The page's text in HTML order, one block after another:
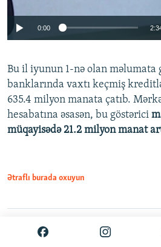
240p
0:00
Bu il iyunun 1-nə olan məlumata
banklarında vaxtı keçmiş
635.4 milyon manata çatıb.
hesabatına əsasən, bu göstərici
müqayisədə 21.2 milyon manat
Ətraflı burada oxuyun
Paylaş PDF VPN-siz